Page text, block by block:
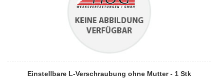
Einstellbare L-Verschraubung ohne Mutter - 1 Stk